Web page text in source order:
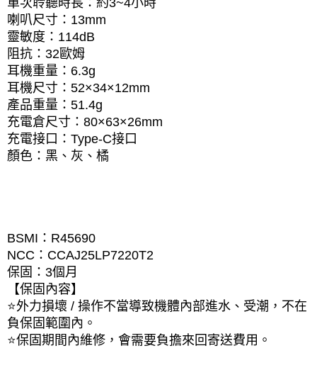
單次聆聽時長：約3~4小時
喇叭尺寸：13mm
靈敏度：114dB
阻抗：32歐姆
耳機重量：6.3g
耳機尺寸：52×34×12mm
產品重量：51.4g
充電倉尺寸：80×63×26mm
充電接口：Type-C接口
顏色：黑、灰、橘
BSMI：R45690
NCC：CCAJ25LP7220T2
保固：3個月
【保固內容】
⭐外力損壞 / 操作不當導致機體內部進水、受潮，不在
負保固範圍內。
⭐保固期間內維修，會需要負擔來回寄送費用。